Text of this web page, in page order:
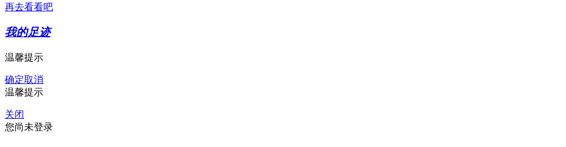
再去看看吧
我的足迹
温馨提示
确定取消
温馨提示
关闭
您尚未登录